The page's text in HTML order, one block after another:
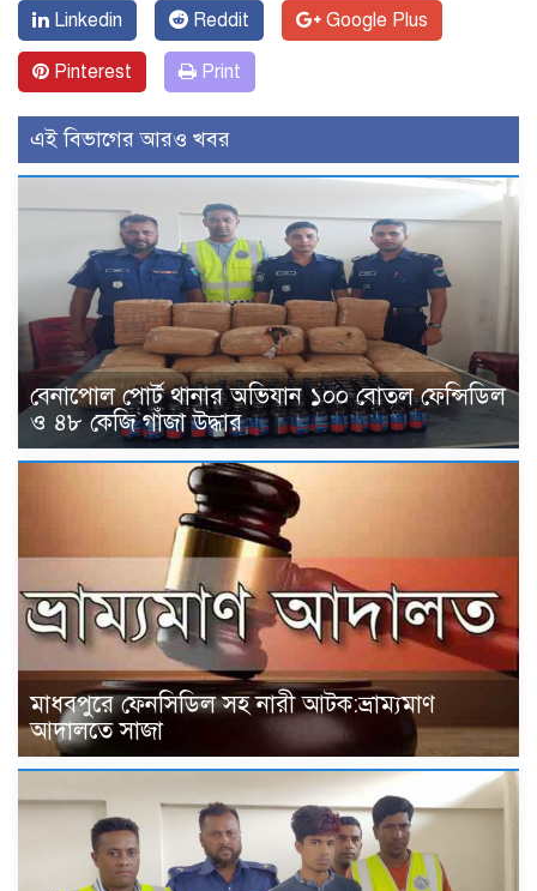
Linkedin Reddit Google Plus
Pinterest Print
এই বিভাগের আরও খবর
বেনাপোল পোর্ট থানার অভিযান ১০০ বোতল ফেন্সিডিল
ও ৪৮ কেজি গাঁজা উদ্ধার
মাধবপুরে ফেনসিডিল সহ নারী আটক:ভ্রাম্যমাণ
আদালতে সাজা